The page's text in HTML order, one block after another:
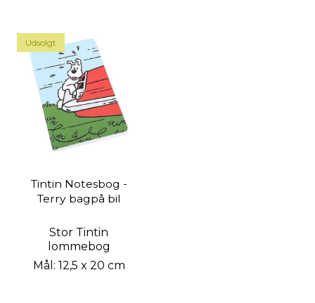
Udsolgt
Tintin Notesbog -
Terry bagpå bil
Stor Tintin
lommebog
Mål: 12,5 x 20 cm